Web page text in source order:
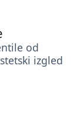
od
izgled